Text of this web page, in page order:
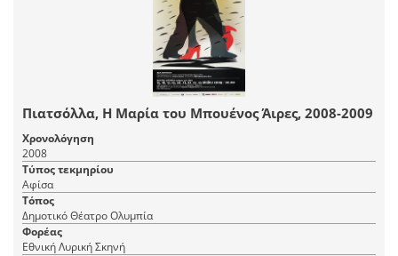
Πιατσόλλα, Η Μαρία του Μπουένος Άιρες, 2008-2009
Χρονολόγηση
2008
Τύπος τεκμηρίου
Αφίσα
Τόπος
Δημοτικό Θέατρο Ολυμπία
Φορέας
Εθνική Λυρική Σκηνή